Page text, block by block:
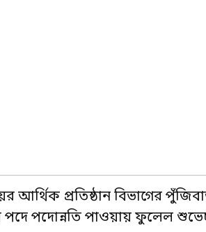
আর্থিক প্রতিষ্ঠান বিভাগের
পদোন্নতি পাওয়ায় ফুলেল